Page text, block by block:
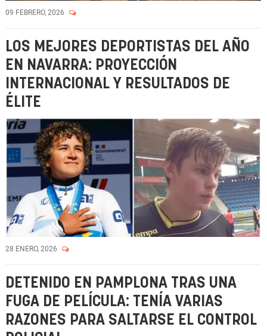
09 FEBRERO, 2026
LOS MEJORES DEPORTISTAS DEL AÑO
EN NAVARRA: PROYECCIÓN
INTERNACIONAL Y RESULTADOS DE
ÉLITE
28 ENERO, 2026
DETENIDO EN PAMPLONA TRAS UNA
FUGA DE PELÍCULA: TENÍA VARIAS
RAZONES PARA SALTARSE EL CONTROL